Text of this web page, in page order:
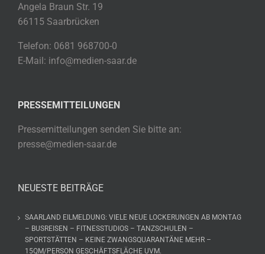
Angela Braun Str. 19
66115 Saarbrücken
Telefon: 0681 968700-0
E-Mail: info@medien-saar.de
PRESSEMITTEILUNGEN
Pressemitteilungen senden Sie bitte an:
presse@medien-saar.de
NEUESTE BEITRÄGE
SAARLAND EILMELDUNG: VIELE NEUE LOCKERUNGEN AB MONTAG
– BUSREISEN – FITNESSTUDIOS – TANZSCHULEN –
SPORTSTÄTTEN – KEINE ZWANGSQUARANTÄNE MEHR –
15QM/PERSON GESCHÄFTSFLÄCHE UVM.